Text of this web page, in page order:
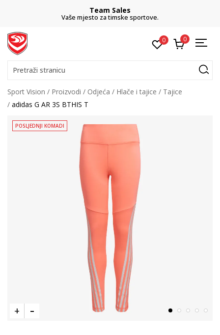
Team Sales
Vaše mjesto za timske sportove.
0 0
Pretraži stranicu
Sport Vision Proizvodi Odjeća Hlače i tajice
Tajice
adidas G AR 3S BTHIS T
POSLJEDNJI KOMADI